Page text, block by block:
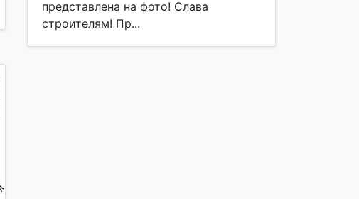
представлена на фото! Слава
строителям! Пр...